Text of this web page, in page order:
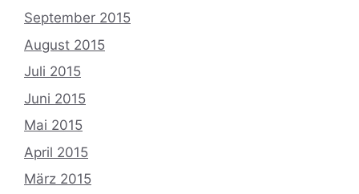
September 2015
August 2015
Juli 2015
Juni 2015
Mai 2015
April 2015
März 2015